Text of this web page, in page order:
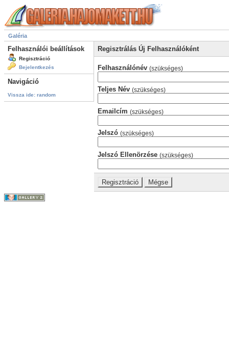
Galéria
Felhasználói beállítások
Regisztráció
Bejelentkezés
Navigáció
Vissza ide: random
Regisztrálás Új Felhasználóként
Felhasználónév (szükséges)
Teljes Név (szükséges)
Emailcím (szükséges)
Jelszó (szükséges)
Jelszó Ellenörzése (szükséges)